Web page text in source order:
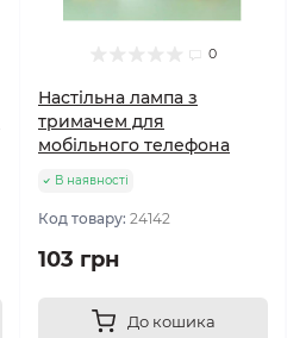
0
Настільна лампа з
тримачем для
мобільного телефона
В наявності
Код товару: 24142
103 грн
До кошика